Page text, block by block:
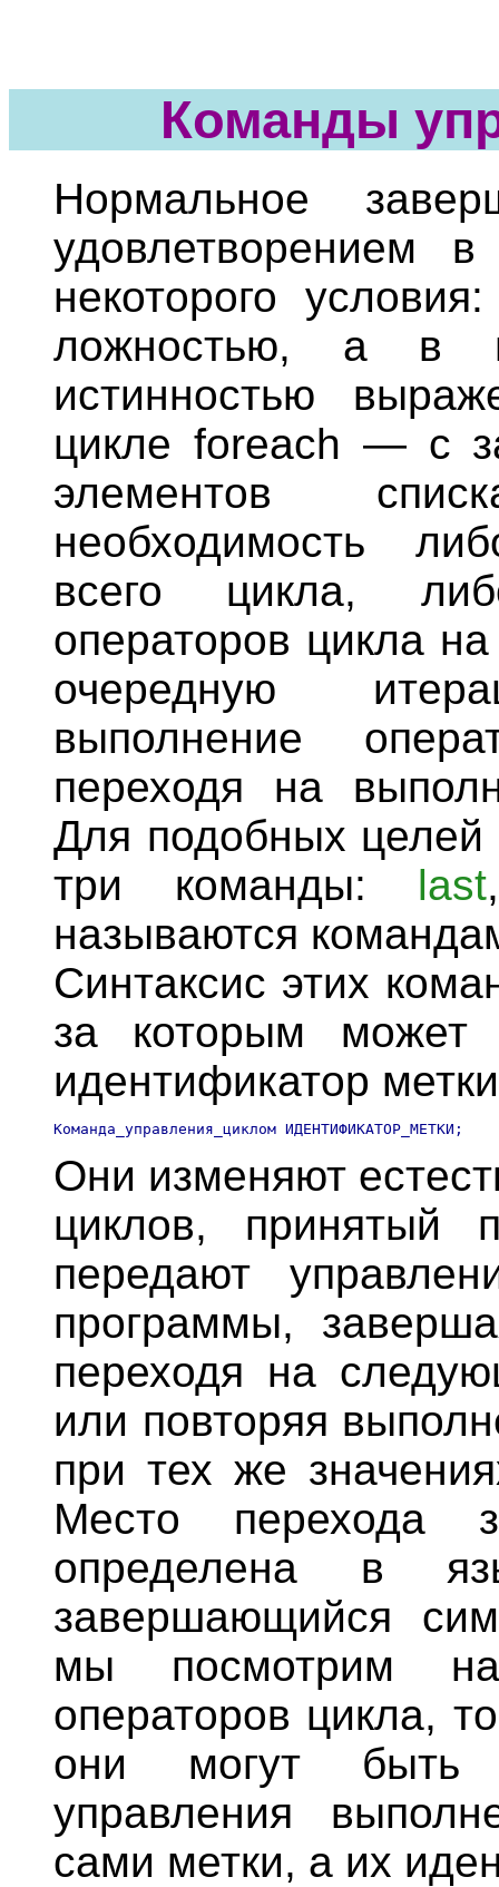
Команды
Нормальное
удовлетворением
некоторого
ложностью, а в
истинностью
цикле foreach — с
элементов
необходимость
всего цикла,
операторов цикла
очередную
выполнение
переходя на
Для подобных целей
три команды: last
называются
Синтаксис этих
за которым может
идентификатор
Они изменяют
циклов,
передают
программы,
переходя на
или повторяя
при тех же
Место перехода
определена в
завершающийся
мы посмотрим
операторов цикла,
они могут быть
управления
сами метки, а их